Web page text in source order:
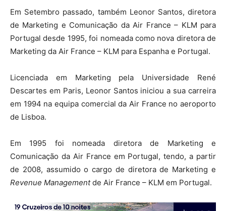
Em Setembro passado, também Leonor Santos, diretora
de Marketing e Comunicação da Air France – KLM para
Portugal desde 1995, foi nomeada como nova diretora de
Marketing da Air France – KLM para Espanha e Portugal.
Licenciada em Marketing pela Universidade René
Descartes em Paris, Leonor Santos iniciou a sua carreira
em 1994 na equipa comercial da Air France no aeroporto
de Lisboa.
Em 1995 foi nomeada diretora de Marketing e
Comunicação da Air France em Portugal, tendo, a partir
de 2008, assumido o cargo de diretora de Marketing e
Revenue Managementde Air France – KLM em Portugal.